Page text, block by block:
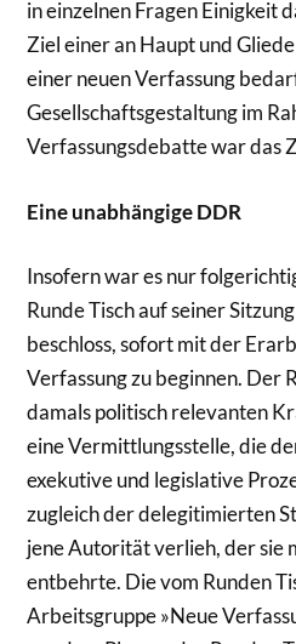
in einzelnen Fragen Einigkeit
Ziel einer an Haupt und
einer neuen Verfassung
Gesellschaftsgestaltung im
Verfassungsdebatte war das
Eine unabhängige DDR
Insofern war es nur
Runde Tisch auf seiner
beschloss, sofort mit der
Verfassung zu beginnen. Der
damals politisch relevanten
eine Vermittlungsstelle, die
exekutive und legislative
zugleich der delegitimierten
jene Autorität verlieh, der sie
entbehrte. Die vom Runden
Arbeitsgruppe »Neue